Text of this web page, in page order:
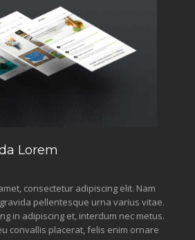
Lorem
consectetur adipiscing elit. Nam
pellentesque urna varius vitae.
in adipiscing et, interdum nec metus.
convallis placerat, felis enim ornare